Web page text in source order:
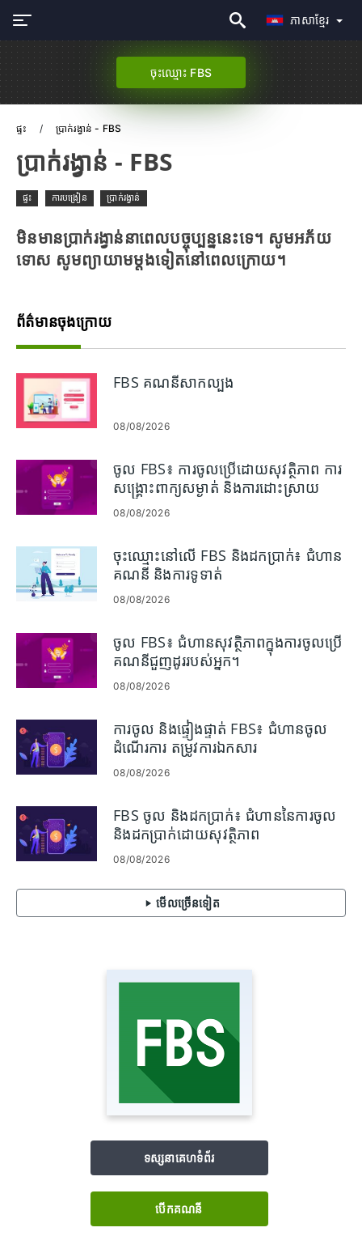
ភាសាខ្មែរ
ចុះឈ្មោះ FBS
ផ្ទះ ប្រាក់រង្វាន់ - FBS
ប្រាក់រង្វាន់ - FBS
ផ្ទះ ការបង្រៀន ប្រាក់រង្វាន់
មិនមានប្រាក់រង្វាន់នាពេលបច្ចុប្បន្ននេះទេ។ សូមអភ័យ
ទោស សូមព្យាយាមម្តងទៀតនៅពេលក្រោយ។
ព័ត៌មានចុងក្រោយ
FBS គណនីសាកល្បង
08/08/2026
ចូល FBS៖ ការចូលប្រើដោយសុវត្ថិភាព ការ
សង្គ្រោះពាក្យសម្ងាត់ និងការដោះស្រាយ
បញ្ហា
08/08/2026
ចុះឈ្មោះនៅលើ FBS និងដកប្រាក់៖ ជំហាន
គណនី និងការទូទាត់
08/08/2026
ចូល FBS៖ ជំហានសុវត្ថិភាពក្នុងការចូលប្រើ
គណនីជួញដូររបស់អ្នក។
08/08/2026
ការចូល និងផ្ទៀងផ្ទាត់ FBS៖ ជំហានចូល
ដំណើរការ តម្រូវការឯកសារ
08/08/2026
FBS ចូល និងដកប្រាក់៖ ជំហាននៃការចូល
និងដកប្រាក់ដោយសុវត្ថិភាព
08/08/2026
មើល​ច្រើន​ទៀត
ទស្សនាគេហទំព័រ
បើក​គណនី